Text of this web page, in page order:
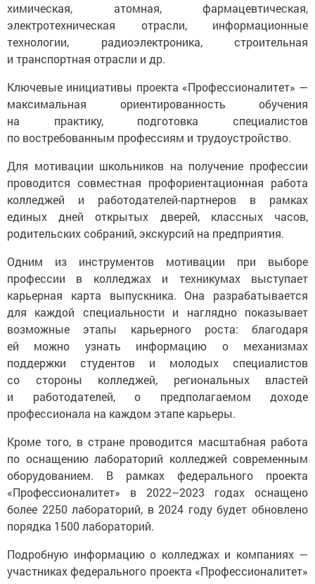
химическая, атомная, фармацевтическая,
электротехническая отрасли, информационные
технологии, радиоэлектроника, строительная
и транспортная отрасли и др.
Ключевые инициативы проекта «Профессионалитет» —
максимальная ориентированность обучения
на практику, подготовка специалистов
по востребованным профессиям и трудоустройство.
Для мотивации школьников на получение профессии
проводится совместная профориентационная работа
колледжей и работодателей-партнеров в рамках
единых дней открытых дверей, классных часов,
родительских собраний, экскурсий на предприятия.
Одним из инструментов мотивации при выборе
профессии в колледжах и техникумах выступает
карьерная карта выпускника. Она разрабатывается
для каждой специальности и наглядно показывает
возможные этапы карьерного роста: благодаря
ей можно узнать информацию о механизмах
поддержки студентов и молодых специалистов
со стороны колледжей, региональных властей
и работодателей, о предполагаемом доходе
профессионала на каждом этапе карьеры.
Кроме того, в стране проводится масштабная работа
по оснащению лабораторий колледжей современным
оборудованием. В рамках федерального проекта
«Профессионалитет» в 2022–2023 годах оснащено
более 2250 лабораторий, в 2024 году будет обновлено
порядка 1500 лабораторий.
Подробную информацию о колледжах и компаниях —
участниках федерального проекта «Профессионалитет»